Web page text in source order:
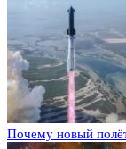
Почему новый